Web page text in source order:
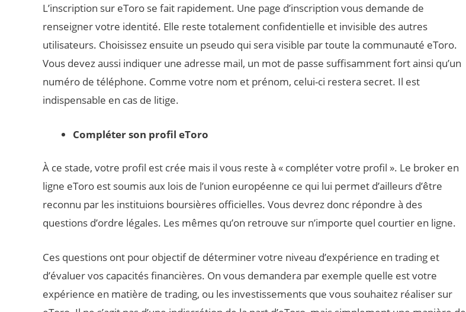
L’inscription sur eToro se fait rapidement. Une page d’inscription vous demande de
renseigner votre identité. Elle reste totalement confidentielle et invisible des autres
utilisateurs. Choisissez ensuite un pseudo qui sera visible par toute la communauté eToro.
Vous devez aussi indiquer une adresse mail, un mot de passe suffisamment fort ainsi qu’un
numéro de téléphone. Comme votre nom et prénom, celui-ci restera secret. Il est
indispensable en cas de litige.
Compléter son profil eToro
À ce stade, votre profil est crée mais il vous reste à « compléter votre profil ». Le broker en
ligne eToro est soumis aux lois de l’union européenne ce qui lui permet d’ailleurs d’être
reconnu par les instituions boursières officielles. Vous devrez donc répondre à des
questions d’ordre légales. Les mêmes qu’on retrouve sur n’importe quel courtier en ligne.
Ces questions ont pour objectif de déterminer votre niveau d’expérience en trading et
d’évaluer vos capacités financières. On vous demandera par exemple quelle est votre
expérience en matière de trading, ou les investissements que vous souhaitez réaliser sur